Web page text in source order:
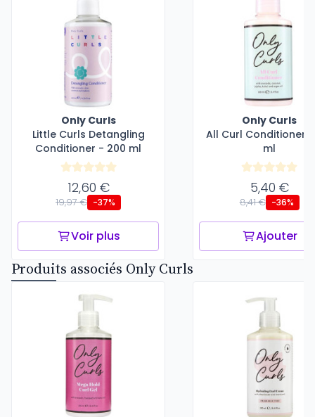
Only Curls
Little Curls Detangling
Conditioner - 200 ml
12,60 €
19,97 € -37%
Voir plus
Only Curls
All Curl Conditioner -
ml
5,40 €
8,41 € -36%
Ajouter
Produits associés Only Curls